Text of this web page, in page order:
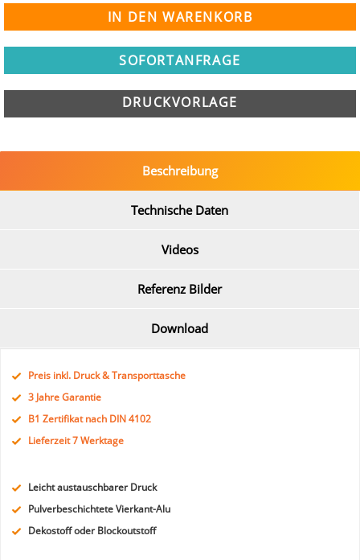
SOFORTANFRAGE
DRUCKVORLAGE
Beschreibung
Technische Daten
Videos
Referenz Bilder
Download
Preis inkl. Druck & Transporttasche
3 Jahre Garantie
B1 Zertifikat nach DIN 4102
Lieferzeit 7 Werktage
Leicht austauschbarer Druck
Pulverbeschichtete Vierkant-Alu
Dekostoff oder Blockoutstoff